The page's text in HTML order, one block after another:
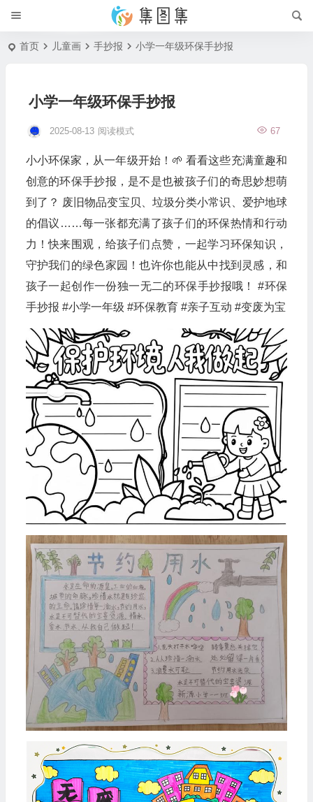
首页 儿童画 手抄报 小学一年级环保手抄报
小学一年级环保手抄报
2025-08-13 67
阅读模式
小小环保家，从一年级开始！🌱 看看这些充满童趣和
创意的环保手抄报，是不是也被孩子们的奇思妙想萌
到了？ 废旧物品变宝贝、垃圾分类小常识、爱护地球
的倡议……每一张都充满了孩子们的环保热情和行动
力！快来围观，给孩子们点赞，一起学习环保知识，
守护我们的绿色家园！也许你也能从中找到灵感，和
孩子一起创作一份独一无二的环保手抄报哦！ #环保
手抄报 #小学一年级 #环保教育 #亲子互动 #变废为宝